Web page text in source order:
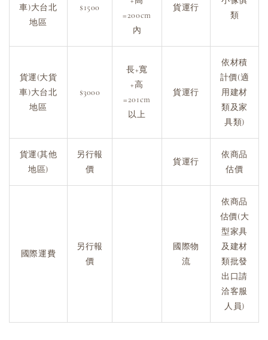
車)大台北
地區
$1500
=200cm
內
貨運行
類
貨運(大貨
車)大台北
地區
$3000
長+寬
+高
=201cm
以上
貨運行
依材積
計價(適
用建材
類及家
具類)
貨運(其他
地區)
另行報
價
貨運行
依商品
估價
國際運費
另行報
價
國際物
流
依商品
估價(大
型家具
及建材
類批發
出口請
洽客服
人員)